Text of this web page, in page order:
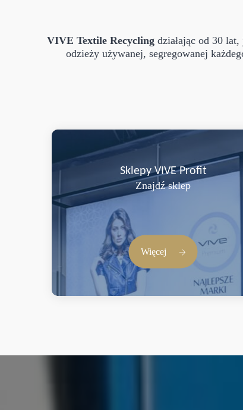
VIVE Textile Recycling działając od 30
odzieży używanej, segregowanej
Sklepy VIVE Profit
Znajdź sklep
Więcej